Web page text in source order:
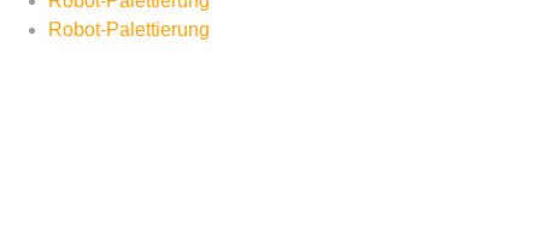
Robot-Palettierung